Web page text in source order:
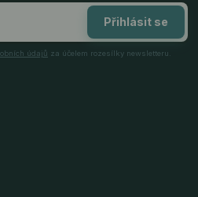
Přihlásit se
údajů za účelem rozesílky newsletteru.